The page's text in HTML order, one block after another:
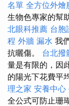
名單 全方位外燴
生物色專家的幫
北眼科推薦 台胞
程 外牆 漏水 我
抗曬傷。 台北撥
量是有限的，因
的陽光下花費平
理之家 安養中心
全公式可防止珊